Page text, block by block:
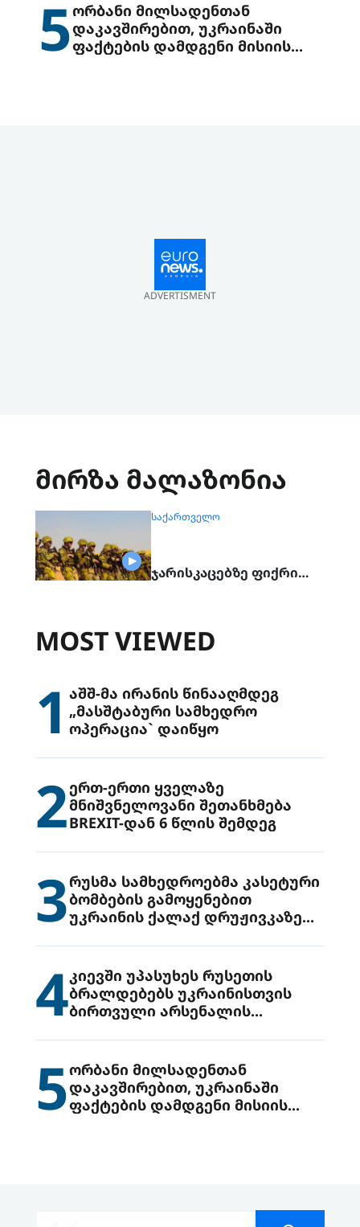
5ორბანი მილსადენთან
დაკავშირებით, უკრაინაში
ფაქტების დამდგენი მისიის
ADVERTISMENT
მირზა მალაზონია
ᲡᲐᲥᲐᲠᲗᲕᲔᲚᲝ
ჯარისკაცებზე ფიქრი…
MOST VIEWED
1 აშშ-მა ირანის წინააღმდეგ
„მასშტაბური სამხედრო
ოპერაცია` დაიწყო
2ერთ-ერთი ყველაზე
მნიშვნელოვანი შეთანხმება
BREXIT-დან 6 წლის შემდეგ
3რუსმა სამხედროებმა კასეტური
ბომბების გამოყენებით
უკრაინის ქალაქ დრუჟივკაზე
4კიევში უპასუხეს რუსეთის
ბრალდებებს უკრაინისთვის
ბირთვული არსენალის
5ორბანი მილსადენთან
დაკავშირებით, უკრაინაში
ფაქტების დამდგენი მისიის